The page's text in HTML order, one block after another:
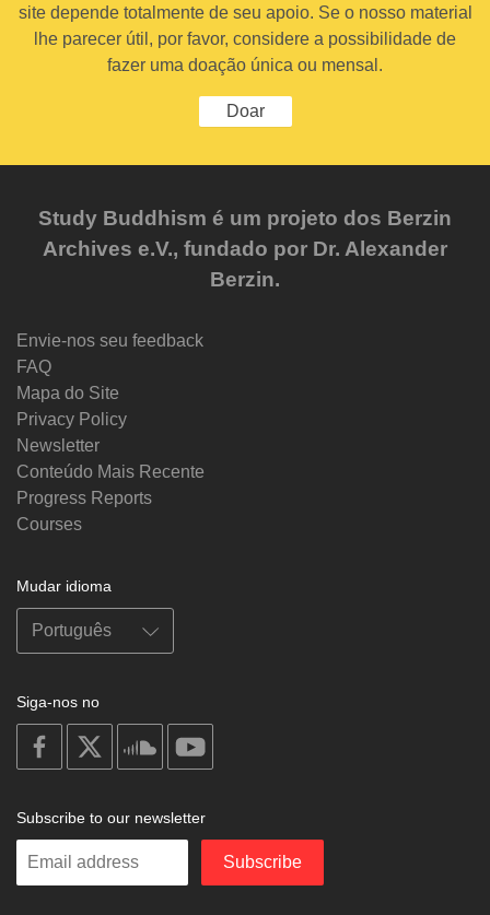
site depende totalmente de seu apoio. Se o nosso material
lhe parecer útil, por favor, considere a possibilidade de
fazer uma doação única ou mensal.
Doar
Study Buddhism é um projeto dos Berzin
Archives e.V., fundado por Dr. Alexander
Berzin.
Envie-nos seu feedback
FAQ
Mapa do Site
Privacy Policy
Newsletter
Conteúdo Mais Recente
Progress Reports
Courses
Mudar idioma
Siga-nos no
on
facebook
soundcloud
Subscribe to our newsletter
Enter
Subscribe